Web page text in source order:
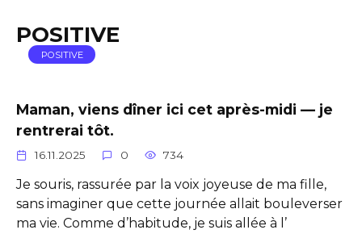
POSITIVE
POSITIVE
Maman, viens dîner ici cet après-midi — je
rentrerai tôt.
16.11.2025 0 734
Je souris, rassurée par la voix joyeuse de ma fille,
sans imaginer que cette journée allait bouleverser
ma vie. Comme d’habitude, je suis allée à l’